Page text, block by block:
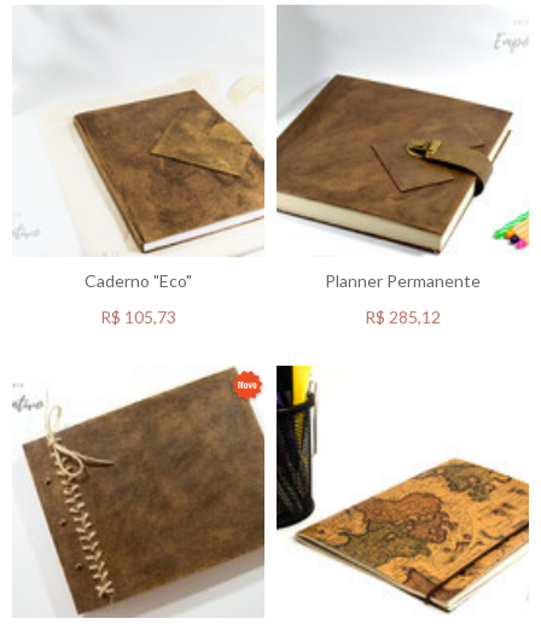
Caderno "Eco"
R$ 105,73
Planner Permanente
R$ 285,12